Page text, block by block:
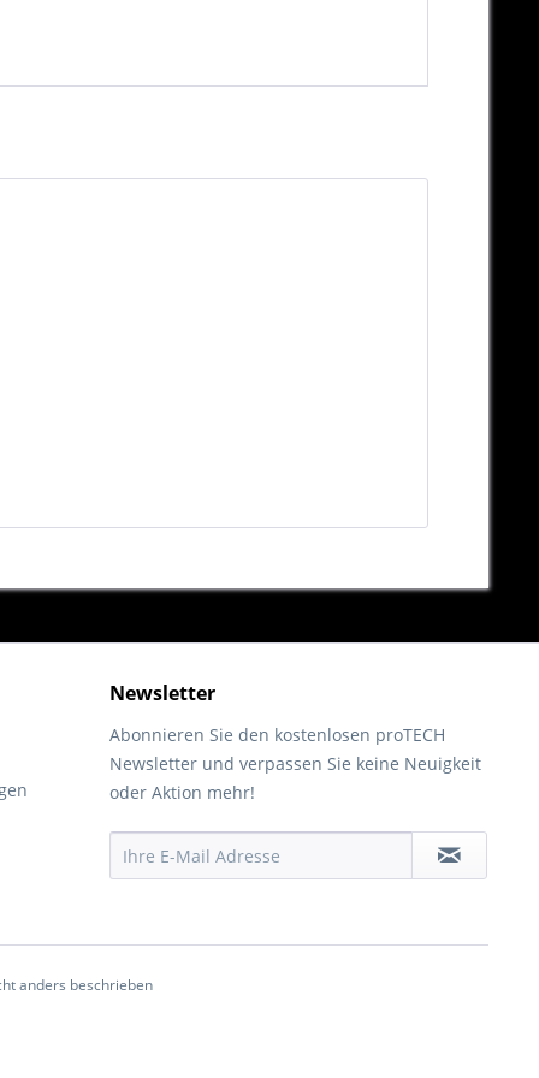
Newsletter
Abonnieren Sie den kostenlosen proTECH
Newsletter und verpassen Sie keine Neuigkeit
oder Aktion mehr!
anders beschrieben